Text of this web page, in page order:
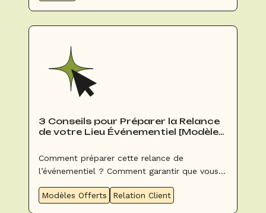
3 Conseils pour Préparer la Relance
de votre Lieu Événementiel [Modèles
Comment préparer cette relance de
l’événementiel ? Comment garantir que vous
vos clients ? Comment s’assurer que celle-ci
Modèles Offerts Relation Client